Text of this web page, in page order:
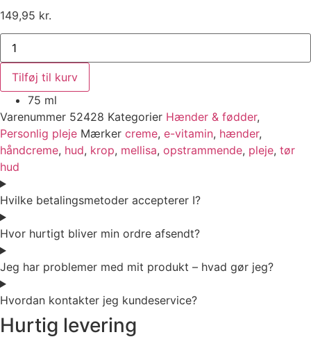
149,95 kr.
Mellisa
Håndcreme
antalTilføj til kurv
75 ml
Varenummer 52428 Kategorier Hænder & fødder,
Personlig pleje Mærker creme, e-vitamin, hænder,
håndcreme, hud, krop, mellisa, opstrammende, pleje, tør
hud
Hvilke betalingsmetoder accepterer I?
Hvor hurtigt bliver min ordre afsendt?
Jeg har problemer med mit produkt – hvad gør jeg?
Hvordan kontakter jeg kundeservice?
Hurtig levering